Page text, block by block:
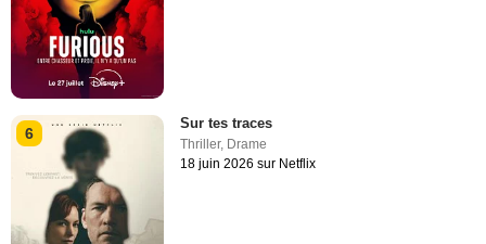
6
Sur tes traces
Thriller, Drame
18 juin 2026 sur Netflix